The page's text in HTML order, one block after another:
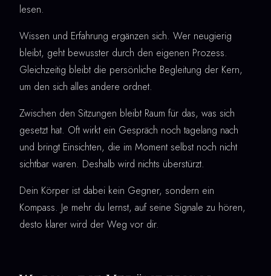
lesen.
Wissen und Erfahrung ergänzen sich. Wer neugierig
bleibt, geht bewusster durch den eigenen Prozess.
Gleichzeitig bleibt die persönliche Begleitung der Kern,
um den sich alles andere ordnet.
Zwischen den Sitzungen bleibt Raum für das, was sich
gesetzt hat. Oft wirkt ein Gespräch noch tagelang nach
und bringt Einsichten, die im Moment selbst noch nicht
sichtbar waren. Deshalb wird nichts überstürzt.
Dein Körper ist dabei kein Gegner, sondern ein
Kompass. Je mehr du lernst, auf seine Signale zu hören,
desto klarer wird der Weg vor dir.